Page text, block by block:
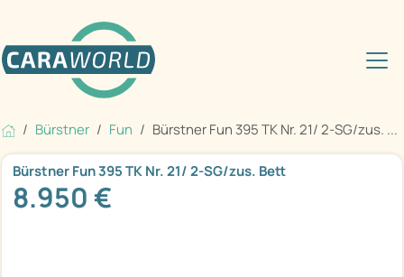
Bürstner Fun Bürstner Fun 395 TK Nr. 21/ 2-SG/zus. ...
Bürstner Fun 395 TK Nr. 21/ 2-SG/zus. Bett
8.950 €